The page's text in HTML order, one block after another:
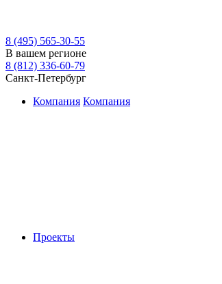
8 (495) 565-30-55
В вашем регионе
8 (812) 336-60-79
Санкт-Петербург
Компания Компания
Проекты